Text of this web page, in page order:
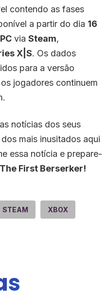
contendo as fases
a partir do dia 16
PC via Steam,
X|S. Os dados
para a versão
jogadores continuem
notícias dos seus
mais inusitados aqui
essa notícia e prepare-
The First Berserker!
STEAM XBOX